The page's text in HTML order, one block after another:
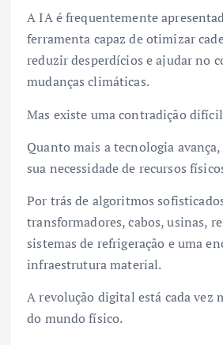
A IA é frequentemente
ferramenta capaz de otimizar
reduzir desperdícios e ajudar no
mudanças climáticas.
Mas existe uma contradição
Quanto mais a tecnologia
sua necessidade de recursos
Por trás de algoritmos
transformadores, cabos, usinas,
sistemas de refrigeração e uma
infraestrutura material.
A revolução digital está cada vez
do mundo físico.